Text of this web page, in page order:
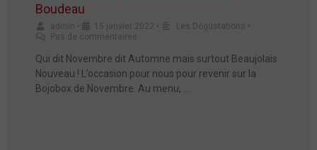
Boudeau
admin • 15 janvier 2022 • Les Dégustations •
Pas de commentaires
Qui dit Novembre dit Automne mais surtout Beaujolais
Nouveau ! L’occasion pour nous pour revenir sur la
Bojobox de Novembre. Au menu, …